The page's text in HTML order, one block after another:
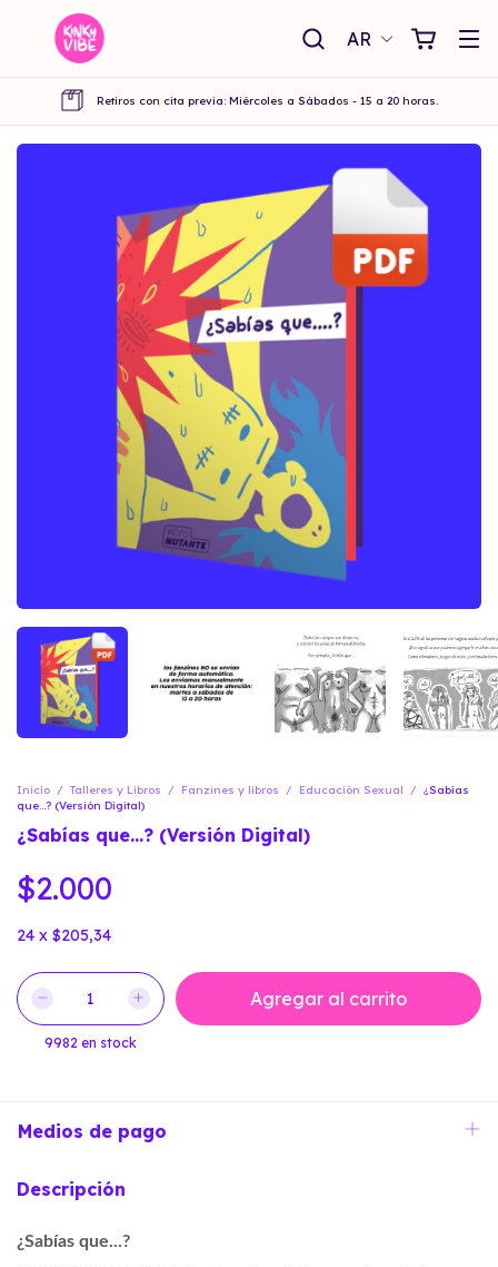
AR
Retiros con cita previa: Miércoles a Sábados - 15 a 20 horas.
Inicio / Talleres y Libros / Fanzines y libros / Educación Sexual / ¿Sabías
que...? (Versión Digital)
¿Sabías que...? (Versión Digital)
$2.000
24 x $205,34
9982 en stock
Medios de pago
Descripción
¿Sabías que...?